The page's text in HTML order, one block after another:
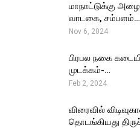
மாநாட்டுக்கு
வாடகை, சம்பளம்…
Nov 6, 2024
பிரபல நகை
முடக்கம்-…
Feb 2, 2024
விரைவில்
தொடங்கியது